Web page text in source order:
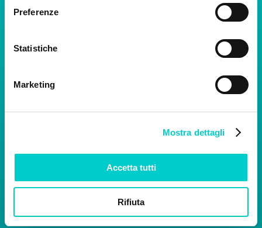
Preferenze
Statistiche
Marketing
Mostra dettagli
Accetta tutti
Rifiuta
+385 23 383 556